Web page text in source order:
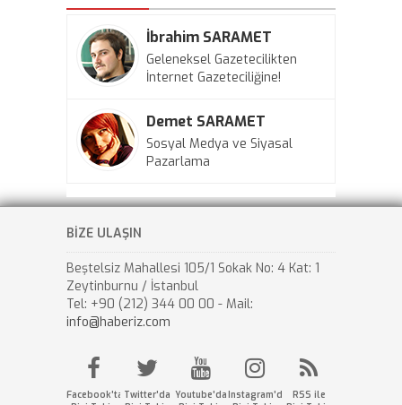
İbrahim SARAMET
Geleneksel Gazetecilikten
İnternet Gazeteciliğine!
Demet SARAMET
Sosyal Medya ve Siyasal
Pazarlama
BİZE ULAŞIN
Beştelsiz Mahallesi 105/1 Sokak No: 4 Kat: 1
Zeytinburnu / İstanbul
Tel: +90 (212) 344 00 00 - Mail:
info@haberiz.com
Facebook'ta Twitter'da Youtube'da Instagram'da
RSS ile